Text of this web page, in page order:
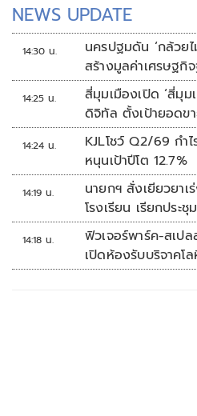
NEWS UPDATE
14:30 น.
นครปฐมดัน ‘กล้วย
สร้างมูลค่าเศรษฐกิ
10 ล้านบาท
14:25 น.
สี่มุมเมืองเปิด ‘สี่มุม
ดิจิทัล ตั้งเป้ายอดข
14:24 น.
KJLโชว์ Q2/69 กำ
หนุนเป้าปีโต 12.7%
14:19 น.
นายกฯ สั่งเยียวยา
โรงเรียน เรียกประ
ทันที
14:18 น.
ฟิวเจอร์พาร์ค-สเป
เปิดห้องรับบริจาคโ
ศูนย์การค้าปทุมธานี